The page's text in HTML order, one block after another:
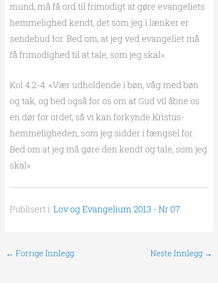
mund, må få ord til frimodigt at gøre evangeliets
hemmelighed kendt, det som jeg i lænker er
sendebud for. Bed om, at jeg ved evangeliet må
få frimodighed til at tale, som jeg skal».
Kol 4:2-4: «Vær udholdende i bøn, våg med bøn
og tak, og bed også for os om at Gud vil åbne os
en dør for ordet, så vi kan forkynde Kristus-
hemmeligheden, som jeg sidder i fængsel for.
Bed om at jeg må gøre den kendt og tale, som jeg
skal».
Publisert i: Lov og Evangelium 2013 - Nr 07
← Forrige Innlegg Neste Innlegg →